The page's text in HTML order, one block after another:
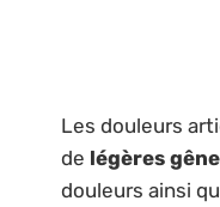
Les douleurs
de légères
douleurs ainsi